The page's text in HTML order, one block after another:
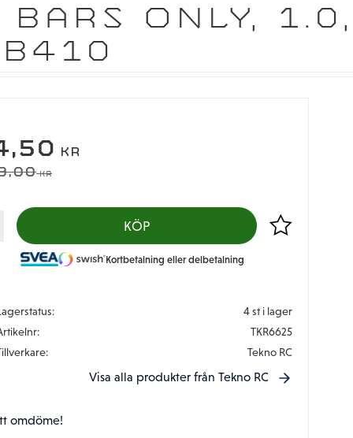
ONLY, 1.0,
PRIS:
KR
PRIS:
KR
KÖP Lägg till i
Kortbetalning eller delbetalning
4 st i lager
TKR6625
Tekno RC
Visa alla produkter från Tekno RC
omdöme!